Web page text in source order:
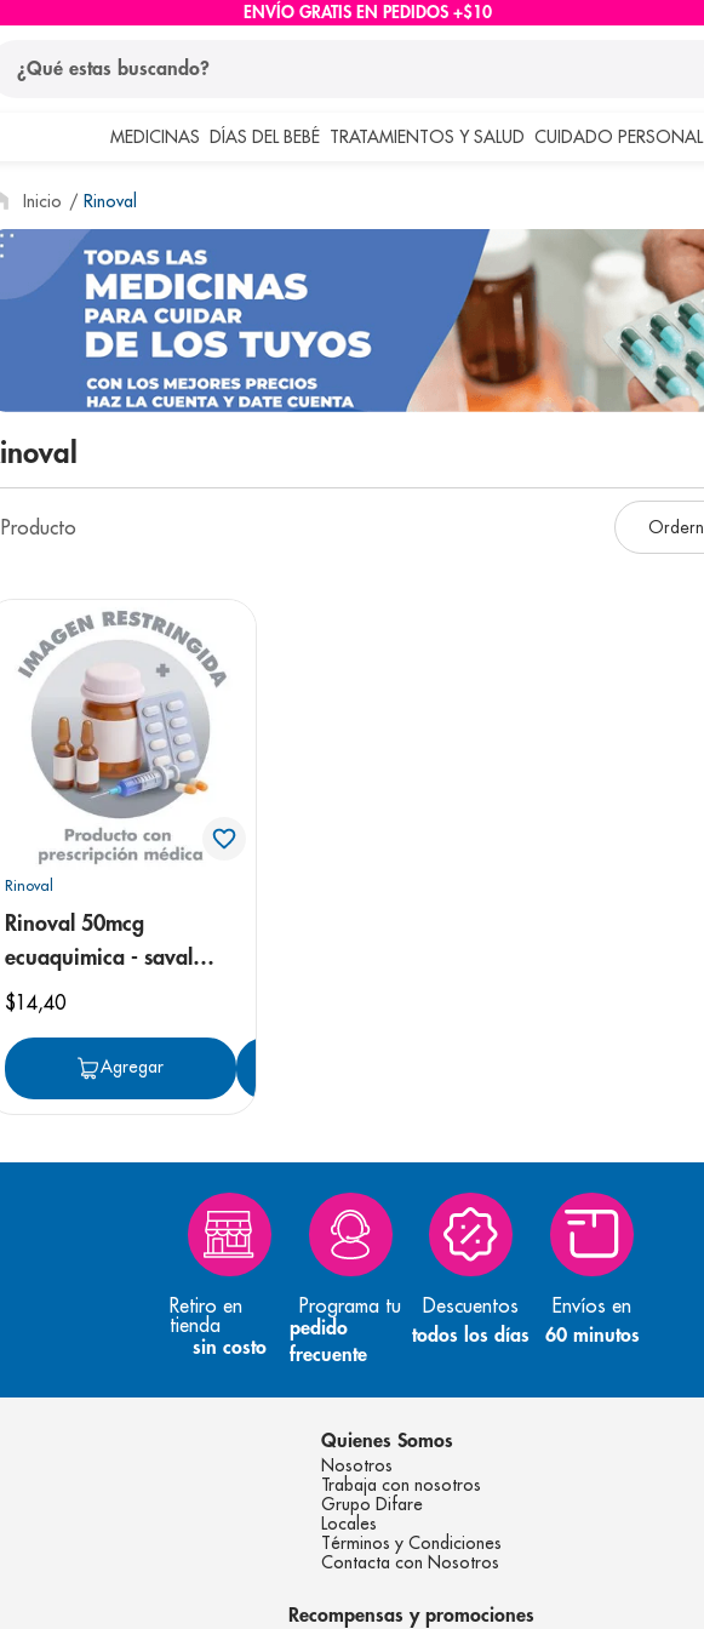
ENVÍO GRATIS EN PEDIDOS +$10
MEDICINAS DÍAS DEL BEBÉ TRATAMIENTOS Y SALUD CUIDADO PERSONAL
Rinoval
Rinoval
Producto
Rinoval
Rinoval 50mcg
ecuaquimica - saval
spray nasal
$14,40
Agregar
Retiro en
tienda
sin costo
Programa tu
pedido
frecuente
Descuentos
todos los días
Envíos en
60 minutos
Quienes Somos
Nosotros
Trabaja con nosotros
Grupo Difare
Locales
Términos y Condiciones
Contacta con Nosotros
Recompensas y promociones
términos más buscados
1. protector solar
pañales
3 eucerin
cerave
nivea
7. bioderma